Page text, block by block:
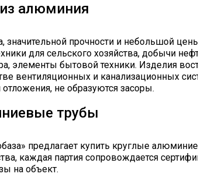
алюминия
значительной прочности и небольшой
для сельского хозяйства, добычи
элементы бытовой техники. Изделия
вентиляционных и канализационных
не образуются засоры.
трубы
предлагает купить круглые
каждая партия сопровождается
на объект.